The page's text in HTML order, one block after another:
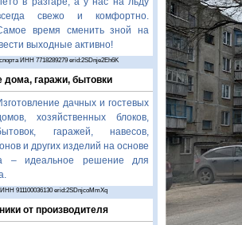
свежо и комфортно.
время сменить зной на
выходные активно!
ИНН 7718289279 erid:2SDnje2Eh6K
дома, гаражи, бытовки
дачных и гостевых
хозяйственных блоков,
гаражей, навесов,
и других изделий на основе
– идеальное решение для
911100036130 erid:2SDnjcoMmXq
от производителя